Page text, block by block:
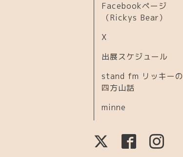
Facebookページ
（Rickys Bear）
X
出展スケジュール
stand fm リッキーの
四方山話
minne